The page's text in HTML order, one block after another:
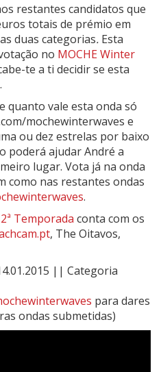
restantes candidatos que
totais de prémio em
duas categorias. Esta
no MOCHE Winter
te a ti decidir se esta
quanto vale esta onda só
mochewinterwaves e
ou dez estrelas por baixo
poderá ajudar André a
lugar. Vota já na onda
como nas restantes ondas
.
Temporada conta com os
, The Oitavos,
|| Categoria
para dares
ondas submetidas)